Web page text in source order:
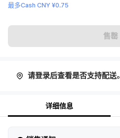
最多Cash CNY ¥0.75
售罄
请登录后查看是否支持配送。
详细信息